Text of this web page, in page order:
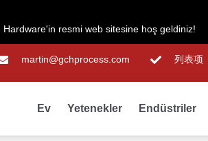
resmi web sitesine hoş geldiniz!
martin@gchprocess.com 列表项
Ev Yetenekler Endüstriler